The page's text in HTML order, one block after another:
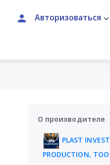
Авторизоваться
О производителе
PLAST INVEST
PRODUCTION, ТОО